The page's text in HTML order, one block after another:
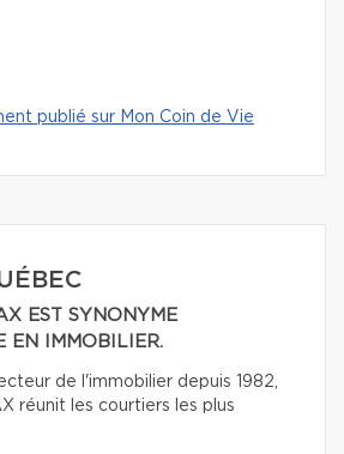
publié sur Mon Coin de Vie
EST SYNONYME
EN IMMOBILIER.
de l'immobilier depuis 1982,
réunit les courtiers les plus